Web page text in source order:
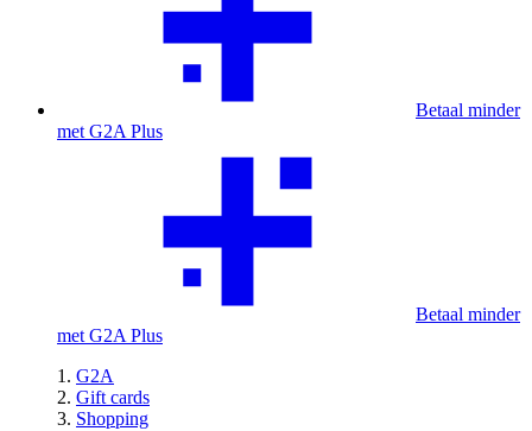
Betaal minder
met G2A Plus
Betaal minder
met G2A Plus
G2A
Gift cards
Shopping